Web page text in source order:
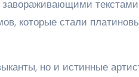
которые стали
но и истинные